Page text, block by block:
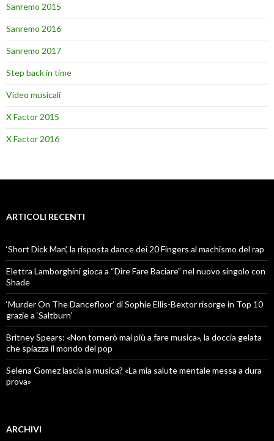
Sanremo 2015
Sanremo 2016
Sanremo 2017
Step back in time
Video musicali
X Factor 2015
X Factor 2016
ARTICOLI RECENTI
‘Short Dick Man’, la risposta dance dei 20 Fingers al machismo del rap
Elettra Lamborghini gioca a “Dire Fare Baciare” nel nuovo singolo con
Shade
‘Murder On The Dancefloor’ di Sophie Ellis-Bextor risorge in Top 10
grazie a ‘Saltburn’
Britney Spears: «Non tornerò mai più a fare musica», la doccia gelata
che spiazza il mondo del pop
Selena Gomez lascia la musica? «La mia salute mentale messa a dura
prova»
ARCHIVI